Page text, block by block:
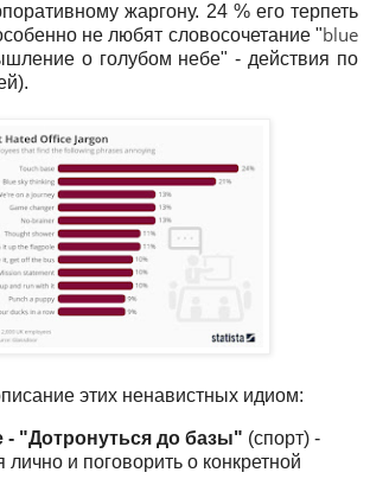
жаргону. 24 % его терпеть
не любят словосочетание "blue
о голубом небе" - действия по
этих ненавистных идиом:
- "Дотронуться до базы" (спорт) -
лично и поговорить о конкретной